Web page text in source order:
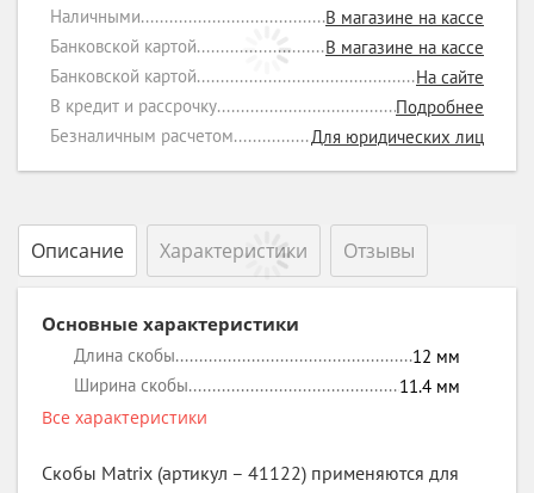
Наличными
В магазине на кассе
Банковской картой
В магазине на кассе
Банковской картой
На сайте
В кредит и рассрочку
Подробнее
Безналичным расчетом
Для юридических лиц
Описание Характеристики Отзывы
Основные характеристики
Длина скобы 12 мм
Ширина скобы
11.4 мм
Все характеристики
Скобы Matrix (артикул – 41122) применяются для